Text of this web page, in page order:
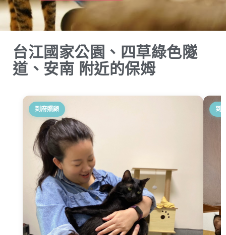
台江國家公園、四草綠色隧
道、安南 附近的保姆
到府照顧 到